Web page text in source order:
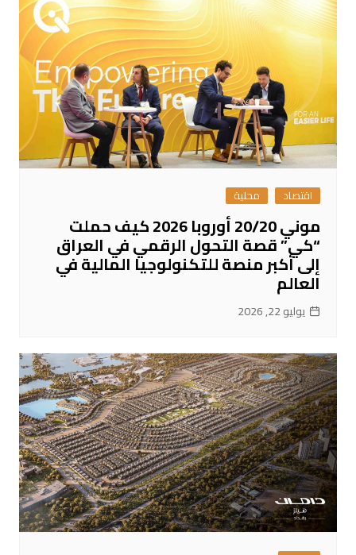
اقتصاد محلية
موني 20/20 أوروبا 2026 كيف حملت
“كي” قصة التحول الرقمي في العراق
إلى أكبر منصة للتكنولوجيا المالية في
العالم
يوليو 22, 2026